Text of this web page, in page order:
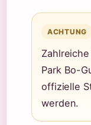
ACHTUNG
Park Bo-
offizielle
werden.